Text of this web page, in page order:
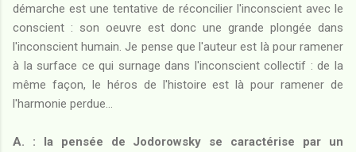
démarche est une tentative de réconcilier l'inconscient avec le
conscient : son oeuvre est donc une grande plongée dans
l'inconscient humain. Je pense que l'auteur est là pour ramener
à la surface ce qui surnage dans l'inconscient collectif : de la
même façon, le héros de l'histoire est là pour ramener de
l'harmonie perdue...
A. : la pensée de Jodorowsky se caractérise par un